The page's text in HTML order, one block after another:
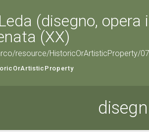
(disegno, opera
(XX)
resource/HistoricOrArtisticProperty/